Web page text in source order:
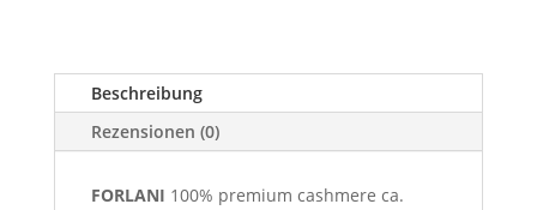
Beschreibung
Rezensionen (0)
FORLANI 100% premium cashmere ca.